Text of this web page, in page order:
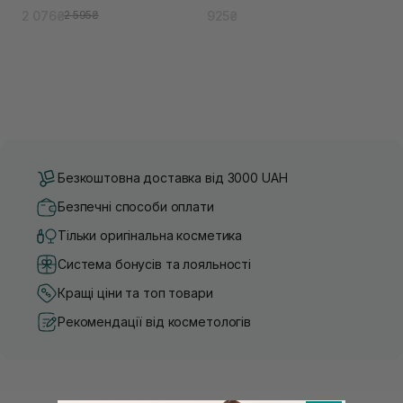
2 076₴2 595₴
Безкоштовна доставка від 3000 UAH
Безпечні способи оплати
Тільки оригінальна косметика
Система бонусів та лояльності
Кращі ціни та топ товари
Рекомендації від косметологів